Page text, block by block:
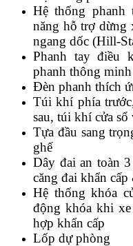
Hệ thống phanh
năng hỗ trợ dừng
ngang dốc (Hill-
Phanh tay điều
phanh thông minh
Đèn phanh thích
Túi khí phía
sau, túi khí cửa
Tựa đầu sang
ghế
Dây đai an toàn
căng đai khẩn
Hệ thống khóa
động khóa khi
hợp khẩn cấp
Lốp dự phòng